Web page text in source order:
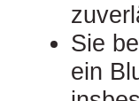
Sie
ein